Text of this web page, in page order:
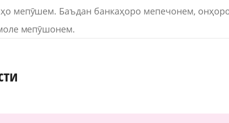
мепӯшем. Баъдан банкаҳоро мепечонем,
мепӯшонем.